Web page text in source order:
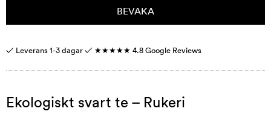
BEVAKA
✓ Leverans 1-3 dagar ✓ ★★★★★ 4.8 Google Reviews
Ekologiskt svart te – Rukeri